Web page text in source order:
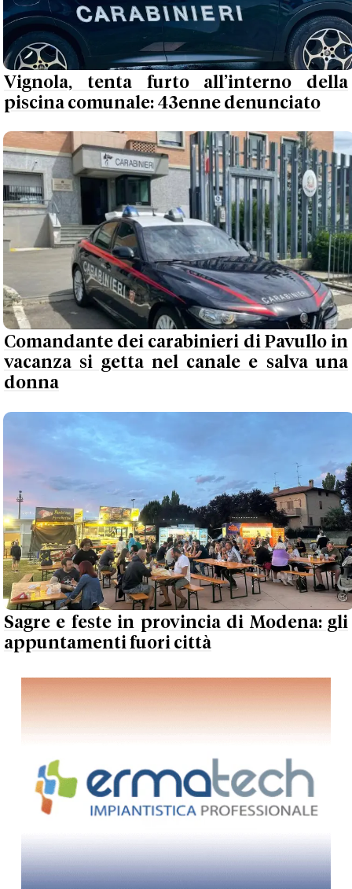
Vignola, tenta furto all’interno della
piscina comunale: 43enne denunciato
Comandante dei carabinieri di Pavullo in
vacanza si getta nel canale e salva una
donna
Sagre e feste in provincia di Modena: gli
appuntamenti fuori città